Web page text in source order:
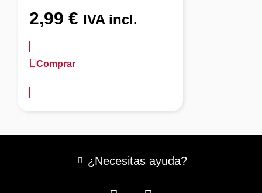
2,99 € IVA incl.
Comprar
¿Necesitas ayuda?